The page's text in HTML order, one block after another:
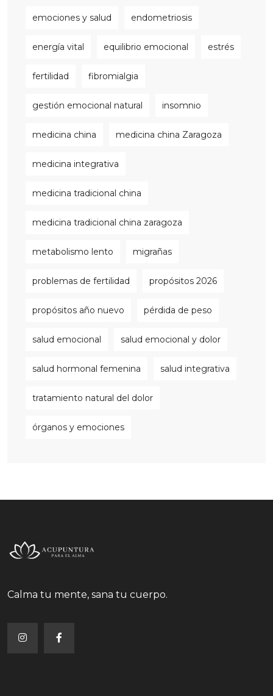
emociones y salud endometriosis
energía vital equilibrio emocional estrés
fertilidad fibromialgia
gestión emocional natural insomnio
medicina china medicina china Zaragoza
medicina integrativa
medicina tradicional china
medicina tradicional china zaragoza
metabolismo lento migrañas
problemas de fertilidad propósitos 2026
propósitos año nuevo pérdida de peso
salud emocional salud emocional y dolor
salud hormonal femenina salud integrativa
tratamiento natural del dolor
órganos y emociones
Calma tu mente, sana tu cuerpo.